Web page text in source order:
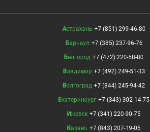
Астрахань +7 (851) 299-46-80
Барнаул +7 (385) 237-96-76
Белгород +7 (472) 220-58-80
Владимир +7 (492) 249-51-33
Волгоград +7 (844) 245-94-42
Екатеринбург +7 (343) 302-14-75
Ижевск +7 (341) 220-90-75
Казань +7 (843) 207-19-05